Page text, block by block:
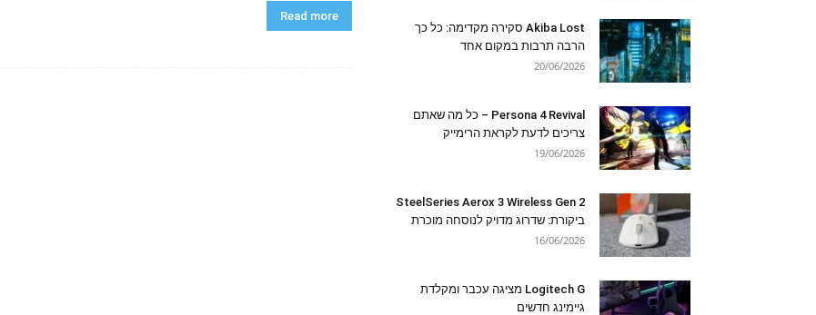
Read more
Akiba Lost סקירה מקדימה: כל כך
הרבה תרבות במקום אחד
20/06/2026
Persona 4 Revival – כל מה שאתם
צריכים לדעת לקראת הרימייק
19/06/2026
SteelSeries Aerox 3 Wireless Gen 2
ביקורת: שדרוג מדויק לנוסחה מוכרת
16/06/2026
Logitech G מציגה עכבר ומקלדת
גיימינג חדשים